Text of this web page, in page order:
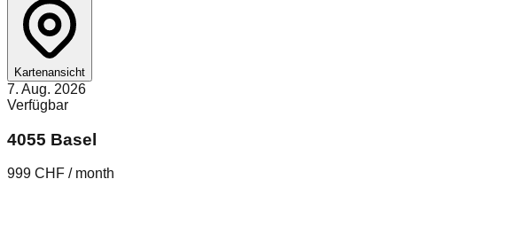
Kartenansicht
7. Aug. 2026
Verfügbar
4055 Basel
999 CHF / month